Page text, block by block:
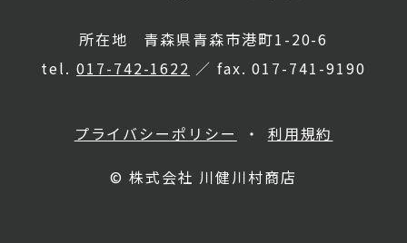
所在地 青森県青森市港町1-20-6
tel.017-742-1622 ／ fax. 017-741-9190
プライバシーポリシー
利用規約
© 株式会社 川健川村商店